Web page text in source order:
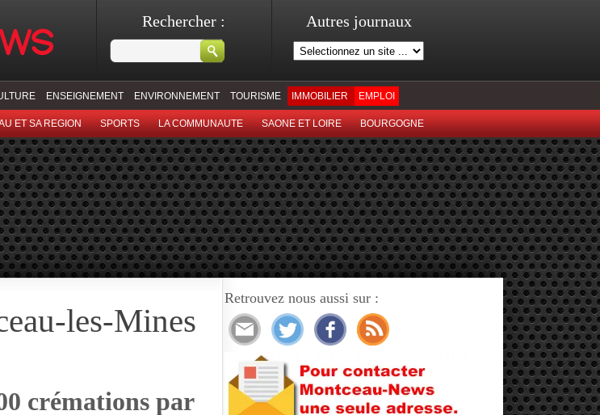
Rechercher : Autres journaux
ENSEIGNEMENT ENVIRONNEMENT TOURISME IMMOBILIER EMPLOI
ET SA REGION SPORTS LA COMMUNAUTE SAONE ET LOIRE BOURGOGNE
les-Mines
crémations par
Retrouvez nous aussi sur :